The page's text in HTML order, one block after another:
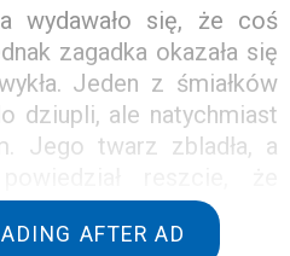
wydawało się, że coś
zagadka okazała się
Jeden z śmiałków
dziupli, ale natychmiast
Jego twarz zbladła, a
stworzenie.
AFTER AD